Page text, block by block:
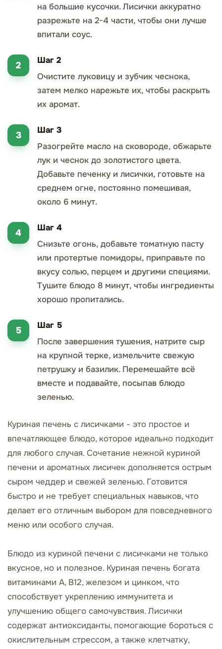
на большие кусочки. Лисички аккуратно
разрежьте на 2-4 части, чтобы они лучше
впитали соус.
Шаг 2
Очистите луковицу и зубчик чеснока,
затем мелко нарежьте их, чтобы раскрыть
их аромат.
Шаг 3
Разогрейте масло на сковороде, обжарьте
лук и чеснок до золотистого цвета.
Добавьте печенку и лисички, готовьте на
среднем огне, постоянно помешивая,
около 6 минут.
Шаг 4
Снизьте огонь, добавьте томатную пасту
или протертые помидоры, приправьте по
вкусу солью, перцем и другими специями.
Тушите блюдо 8 минут, чтобы ингредиенты
хорошо пропитались.
Шаг 5
После завершения тушения, натрите сыр
на крупной терке, измельчите свежую
петрушку и базилик. Перемешайте всё
вместе и подавайте, посыпав блюдо
зеленью.
Куриная печень с лисичками - это простое и
впечатляющее блюдо, которое идеально подходит
для любого случая. Сочетание нежной куриной
печени и ароматных лисичек дополняется острым
сыром чеддер и свежей зеленью. Готовится
быстро и не требует специальных навыков, что
делает его отличным выбором для повседневного
меню или особого случая.
Блюдо из куриной печени с лисичками не только
вкусное, но и полезное. Куриная печень богата
витаминами А, В12, железом и цинком, что
способствует укреплению иммунитета и
улучшению общего самочувствия. Лисички
содержат антиоксиданты, помогающие бороться с
окислительным стрессом, а также клетчатку,